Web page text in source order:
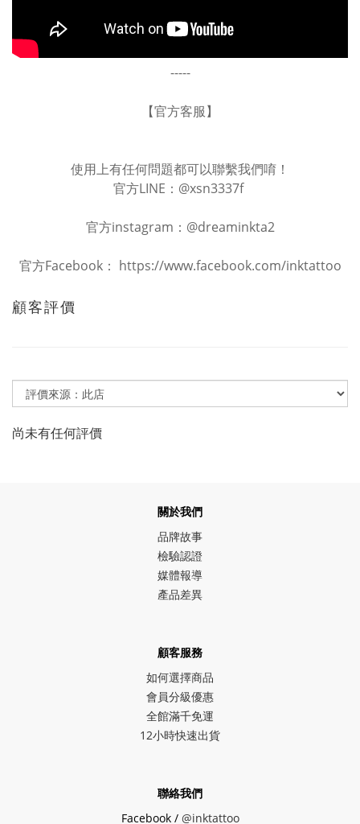
-----
【官方客服】
使用上有任何問題都可以聯繫我們唷！
官方LINE：@xsn3337f
官方instagram：@dreaminkta2
官方Facebook： https://www.facebook.com/inktattoo
顧客評價
尚未有任何評價
關於我們
品牌故事
檢驗認證
媒體報導
產品差異
顧客服務
如何選擇商品
會員分級優惠
全館滿千免運
12小時快速出貨
聯絡我們
Facebook / @inktattoo